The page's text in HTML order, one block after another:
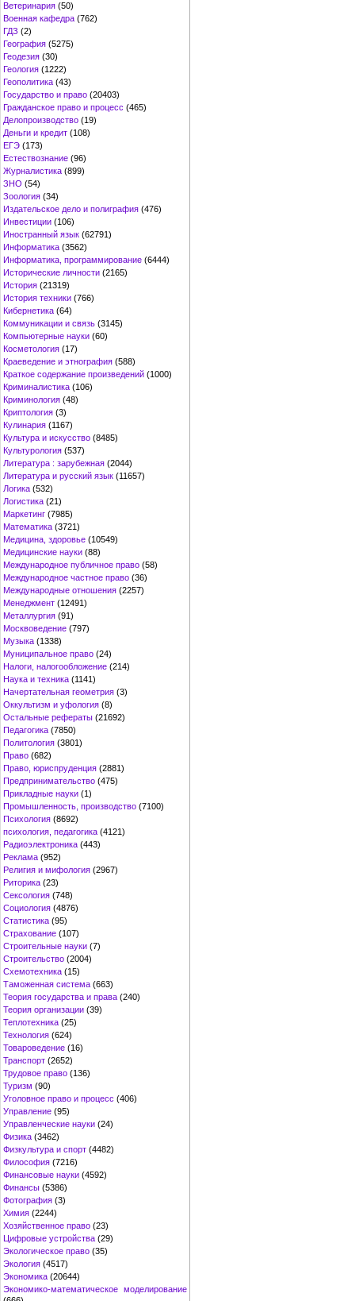
Ветеринария (50)
Военная кафедра (762)
ГДЗ (2)
География (5275)
Геодезия (30)
Геология (1222)
Геополитика (43)
Государство и право (20403)
Гражданское право и процесс (465)
Делопроизводство (19)
Деньги и кредит (108)
ЕГЭ (173)
Естествознание (96)
Журналистика (899)
ЗНО (54)
Зоология (34)
Издательское дело и полиграфия (476)
Инвестиции (106)
Иностранный язык (62791)
Информатика (3562)
Информатика, программирование (6444)
Исторические личности (2165)
История (21319)
История техники (766)
Кибернетика (64)
Коммуникации и связь (3145)
Компьютерные науки (60)
Косметология (17)
Краеведение и этнография (588)
Краткое содержание произведений (1000)
Криминалистика (106)
Криминология (48)
Криптология (3)
Кулинария (1167)
Культура и искусство (8485)
Культурология (537)
Литература : зарубежная (2044)
Литература и русский язык (11657)
Логика (532)
Логистика (21)
Маркетинг (7985)
Математика (3721)
Медицина, здоровье (10549)
Медицинские науки (88)
Международное публичное право (58)
Международное частное право (36)
Международные отношения (2257)
Менеджмент (12491)
Металлургия (91)
Москвоведение (797)
Музыка (1338)
Муниципальное право (24)
Налоги, налогообложение (214)
Наука и техника (1141)
Начертательная геометрия (3)
Оккультизм и уфология (8)
Остальные рефераты (21692)
Педагогика (7850)
Политология (3801)
Право (682)
Право, юриспруденция (2881)
Предпринимательство (475)
Прикладные науки (1)
Промышленность, производство (7100)
Психология (8692)
психология, педагогика (4121)
Радиоэлектроника (443)
Реклама (952)
Религия и мифология (2967)
Риторика (23)
Сексология (748)
Социология (4876)
Статистика (95)
Страхование (107)
Строительные науки (7)
Строительство (2004)
Схемотехника (15)
Таможенная система (663)
Теория государства и права (240)
Теория организации (39)
Теплотехника (25)
Технология (624)
Товароведение (16)
Транспорт (2652)
Трудовое право (136)
Туризм (90)
Уголовное право и процесс (406)
Управление (95)
Управленческие науки (24)
Физика (3462)
Физкультура и спорт (4482)
Философия (7216)
Финансовые науки (4592)
Финансы (5386)
Фотография (3)
Химия (2244)
Хозяйственное право (23)
Цифровые устройства (29)
Экологическое право (35)
Экология (4517)
Экономика (20644)
Экономико-математическое моделирование